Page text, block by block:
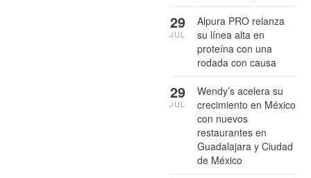
Alpura PRO relanza
su línea alta en
proteína con una
rodada con causa
29
JUL
Wendy’s acelera su
crecimiento en México
con nuevos
restaurantes en
Guadalajara y Ciudad
de México
29
JUL